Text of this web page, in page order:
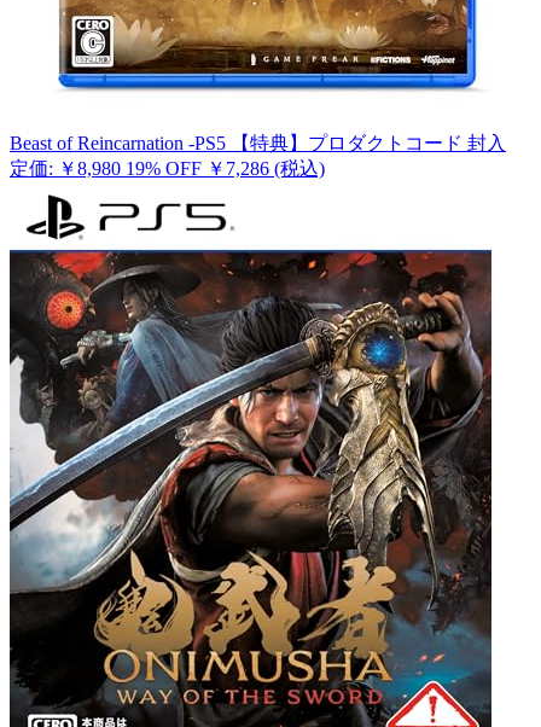
Beast of Reincarnation -PS5 【特典】プロダクトコード 封入
定価: ￥8,980 19% OFF ￥7,286 (税込)